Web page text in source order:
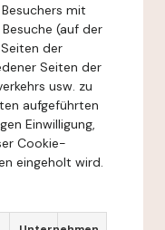
mit
(auf der
der
Seiten der
usw. zu
aufgeführten
Einwilligung,
Cookie-
eingeholt wird.